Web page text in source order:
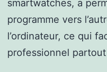
smartwatches, a
programme vers
l’ordinateur, ce qui
professionnel